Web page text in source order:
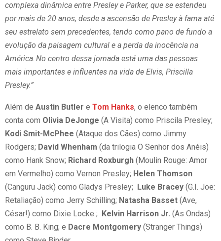
complexa dinâmica entre Presley e Parker, que se estendeu
por mais de 20 anos, desde a ascensão de Presley à fama até
seu estrelato sem precedentes, tendo como pano de fundo a
evolução da paisagem cultural e a perda da inocência na
América. No centro dessa jornada está uma das pessoas
mais importantes e influentes na vida de Elvis, Priscilla
Presley.”
Além de Austin Butler e Tom Hanks, o elenco também
conta com Olivia DeJonge (A Visita) como Priscila Presley;
Kodi Smit-McPhee (Ataque dos Cães) como Jimmy
Rodgers; David Whenham (da trilogia O Senhor dos Anéis)
como Hank Snow; Richard Roxburgh (Moulin Rouge: Amor
em Vermelho) como Vernon Presley; Helen Thomson
(Canguru Jack) como Gladys Presley;
Luke Bracey (G.I. Joe:
Retaliação) como Jerry Schilling; Natasha Basset (Ave,
César!) como Dixie Locke ;
Kelvin Harrison Jr. (As Ondas)
como B. B. King; e Dacre Montgomery (Stranger Things)